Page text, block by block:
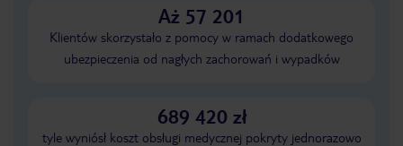
Aż 57 201
Klientów skorzystało z pomocy w ramach dodatkowego
ubezpieczenia od nagłych zachorowań i wypadków
689 420 zł
tyle wyniósł koszt obsługi medycznej pokryty jednorazowo